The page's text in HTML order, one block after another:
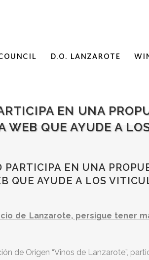
D.O. LANZAROTE
EN UNA
WEB QUE AYUDE A
PARTICIPA EN UNA
QUE AYUDE A LOS
de Lanzarote, persigue tener
de Origen “Vinos de Lanzarote”,